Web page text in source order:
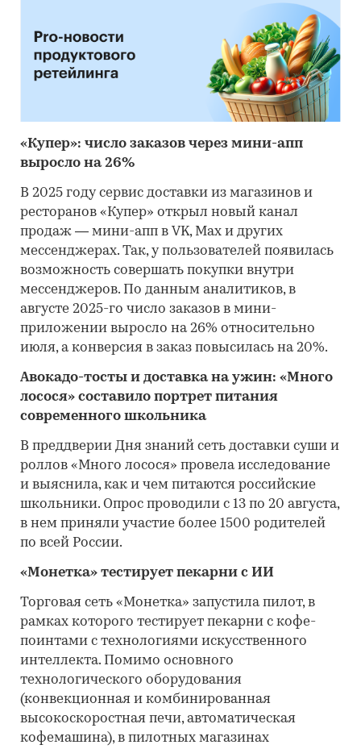
«Купер»: число заказов через мини-апп
выросло на 26%
В 2025 году сервис доставки из магазинов и
ресторанов «Купер» открыл новый канал
продаж — мини-апп в VK, Max и других
мессенджерах. Так, у пользователей появилась
возможность совершать покупки внутри
мессенджеров. По данным аналитиков, в
августе 2025-го число заказов в мини-
приложении выросло на 26% относительно
июля, а конверсия в заказ повысилась на 20%.
Авокадо-тосты и доставка на ужин: «Много
лосося» составило портрет питания
современного школьника
В преддверии Дня знаний сеть доставки суши и
роллов «Много лосося» провела исследование
и выяснила, как и чем питаются российские
школьники. Опрос проводили с 13 по 20 августа,
в нем приняли участие более 1500 родителей
по всей России.
«Монетка» тестирует пекарни с ИИ
Торговая сеть «Монетка» запустила пилот, в
рамках которого тестирует пекарни с кофе-
поинтами с технологиями искусственного
интеллекта. Помимо основного
технологического оборудования
(конвекционная и комбинированная
высокоскоростная печи, автоматическая
кофемашина), в пилотных магазинах